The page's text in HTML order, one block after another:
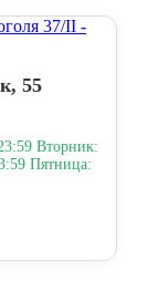
55
Вторник:
Пятница: